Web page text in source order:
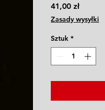
41,00 złCena
Zasady wysyłki
Sztuk *